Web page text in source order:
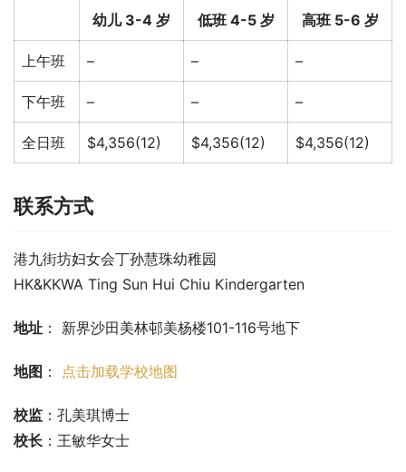
幼儿 3-4 岁 低班 4-5 岁 高班 5-6 岁
上午班 – – –
下午班 – – –
全日班 $4,356(12) $4,356(12) $4,356(12)
联系方式
港九街坊妇女会丁孙慧珠幼稚园
HK&KKWA Ting Sun Hui Chiu Kindergarten
地址 ： 新界沙田美林邨美杨楼101-116号地下
地图 ： 点击加载学校地图
校监 ：孔美琪博士
校长 ：王敏华女士